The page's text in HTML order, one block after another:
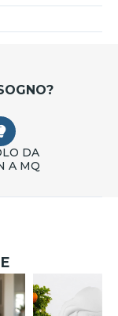
DA
A MQ